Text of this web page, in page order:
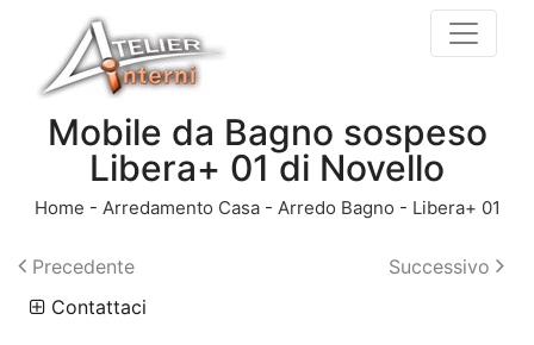
Mobile da Bagno sospeso
Libera+ 01 di Novello
Home - Arredamento Casa- Arredo Bagno - Libera+ 01
Precedente
Successivo
Contattaci